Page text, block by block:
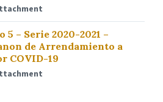
– Serie 2020-2021 –
de Arrendamiento a
COVID-19